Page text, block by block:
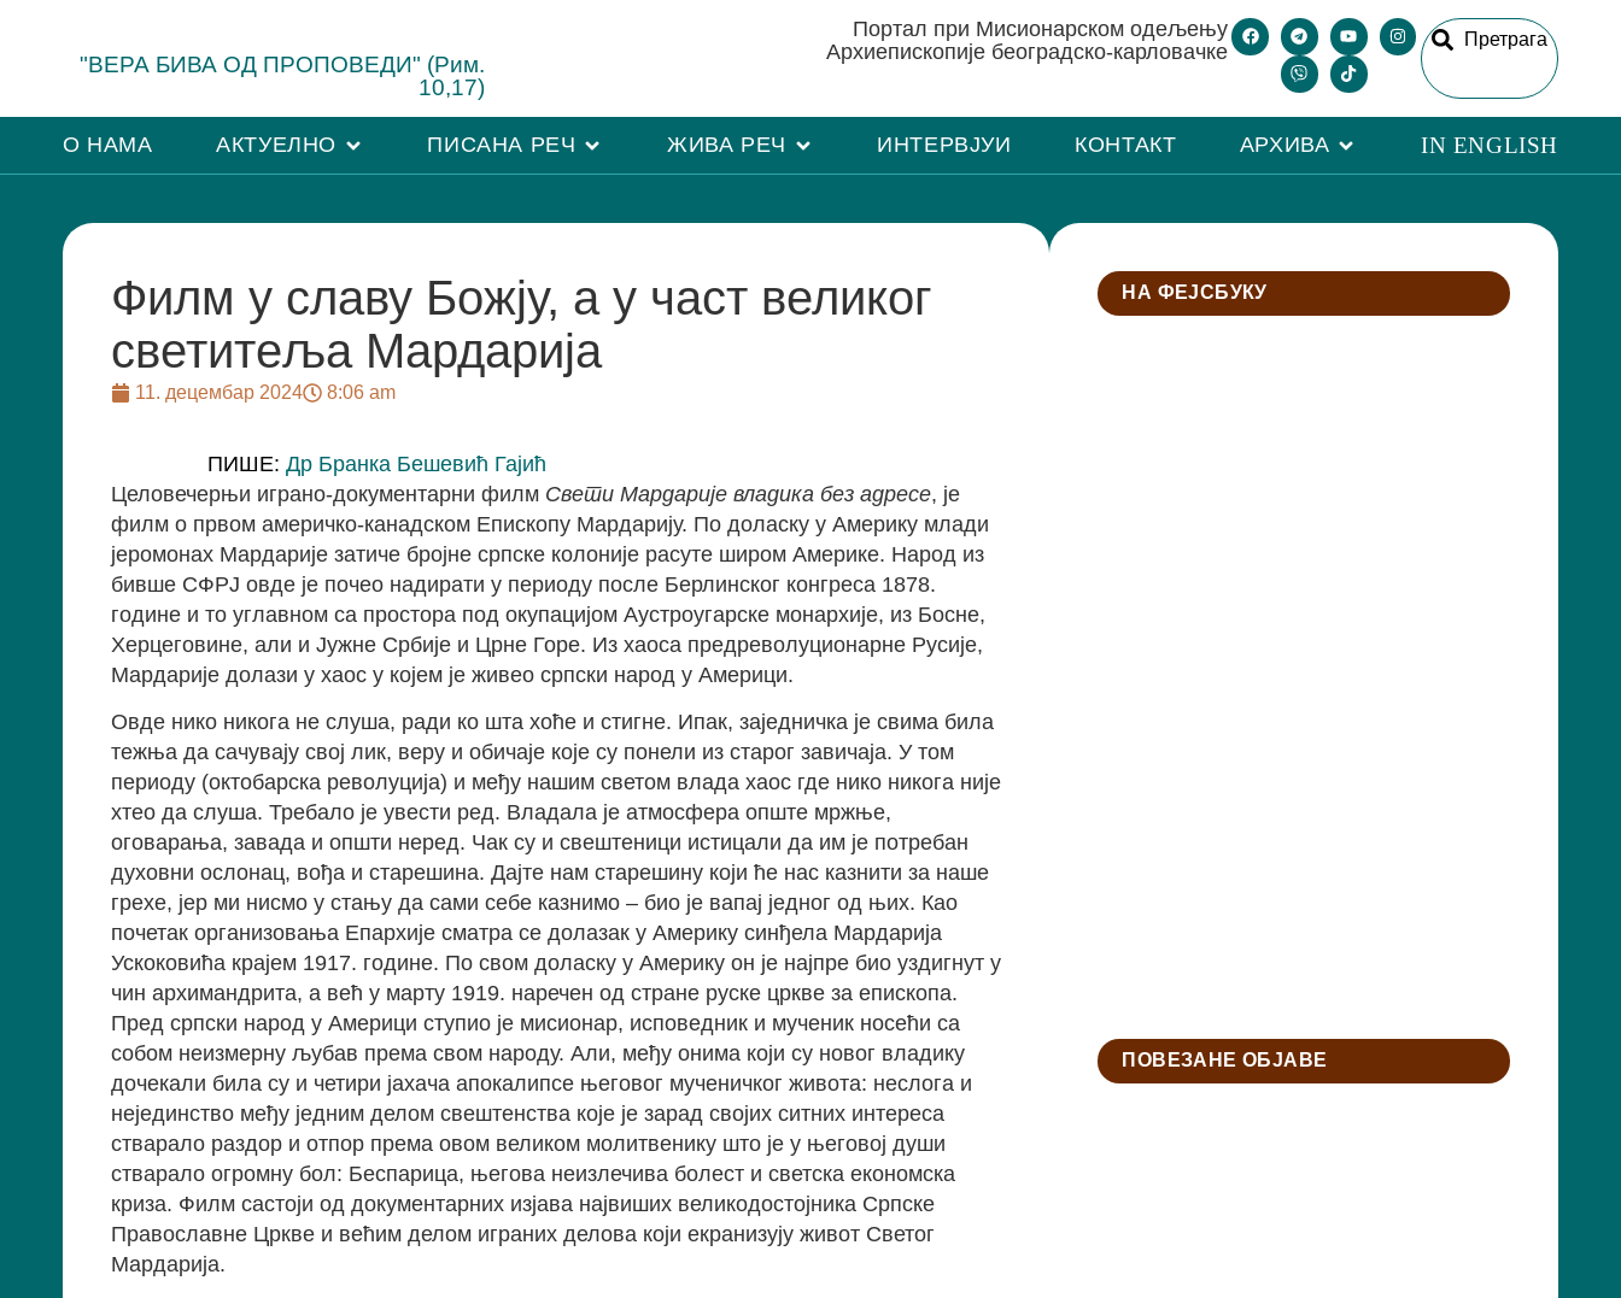
"ВЕРА БИВА ОД ПРОПОВЕДИ" (Рим.
10,17)
Портал при Мисионарском одељењу
Архиепископије београдско-карловачке
Претрага
О НАМА АКТУЕЛНО ПИСАНА РЕЧ ЖИВА РЕЧ ИНТЕРВЈУИ КОНТАКТ АРХИВА IN ENGLISH
Филм у славу Божју, а у част великог
светитеља Мардарија
11. децембар 2024 8:06 am
ПИШЕ: Др Бранка Бешевић Гајић
Целовечерњи играно-документарни филм Свети Мардарије владика без адресе, је
филм о првом америчко-канадском Епископу Мардарију. По доласку у Америку млади
јеромонах Мардарије затиче бројне српске колоније расуте широм Америке. Народ из
бивше СФРЈ овде је почео надирати у периоду после Берлинског конгреса 1878.
године и то углавном са простора под окупацијом Аустроугарске монархије, из Босне,
Херцеговине, али и Јужне Србије и Црне Горе. Из хаоса предреволуционарне Русије,
Мардарије долази у хаос у којем је живео српски народ у Америци.
Овде нико никога не слуша, ради ко шта хоће и стигне. Ипак, заједничка је свима била
тежња да сачувају свој лик, веру и обичаје које су понели из старог завичаја. У том
периоду (октобарска револуција) и међу нашим светом влада хаос где нико никога није
хтео да слуша. Требало је увести ред. Владала је атмосфера опште мржње,
оговарања, завада и општи неред. Чак су и свештеници истицали да им је потребан
духовни ослонац, вођа и старешина. Дајте нам старешину који ће нас казнити за наше
грехе, јер ми нисмо у стању да сами себе казнимо – био је вапај једног од њих. Као
почетак организовања Епархије сматра се долазак у Америку синђела Мардарија
Ускоковића крајем 1917. године. По свом доласку у Америку он је најпре био уздигнут у
чин архимандрита, а већ у марту 1919. наречен од стране руске цркве за епископа.
Пред српски народ у Америци ступио је мисионар, исповедник и мученик носећи са
собом неизмерну љубав према свом народу. Али, међу онима који су новог владику
дочекали била су и четири јахача апокалипсе његовог мученичког живота: неслога и
нејединство међу једним делом свештенства које је зарад својих ситних интереса
стварало раздор и отпор према овом великом молитвенику што је у његовој души
стварало огромну бол: Беспарица, његова неизлечива болест и светска економска
криза. Филм састоји од документарних изјава највиших великодостојника Српске
Православне Цркве и већим делом играних делова који екранизују живот Светог
Мардарија.
НА ФЕЈСБУКУ
ПОВЕЗАНЕ ОБЈАВЕ